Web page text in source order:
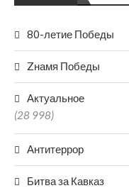
80-летие Победы
Zнамя Победы
Актуальное
(28 998)
Антитеррор
Битва за Кавказ